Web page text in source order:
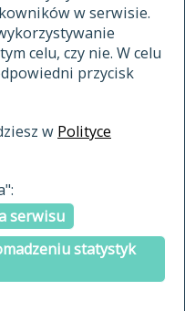
w serwisie.
celu, czy nie. W celu
przycisk
w Polityce
serwisu
statystyk
a tergo